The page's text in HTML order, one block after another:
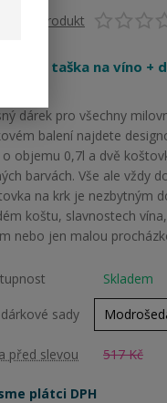
produkt
taška na víno +
dárek pro všechny
balení najdete
o objemu 0,7l a dvě
barvách. Vše ale vždy
na krk je nezbytným
koštu, slavnostech
nebo jen malou
Skladem
sady
před slevou 517 Kč
plátci DPH